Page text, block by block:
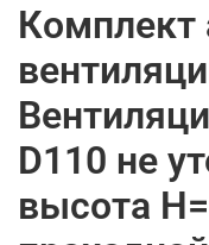
Комплект
D110 не
высота